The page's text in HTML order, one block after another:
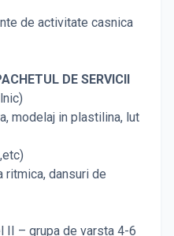
de activitate casnica
DE SERVICII
modelaj in plastilina, lut
ritmica, dansuri de
II – grupa de varsta 4-6